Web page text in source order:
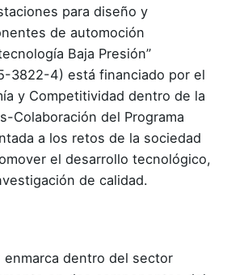
para diseño y
de automoción
Baja Presión”
3822-4) está financiado por el
y Competitividad dentro de la
Colaboración del Programa
a los retos de la sociedad
el desarrollo tecnológico,
de calidad.
enmarca dentro del sector